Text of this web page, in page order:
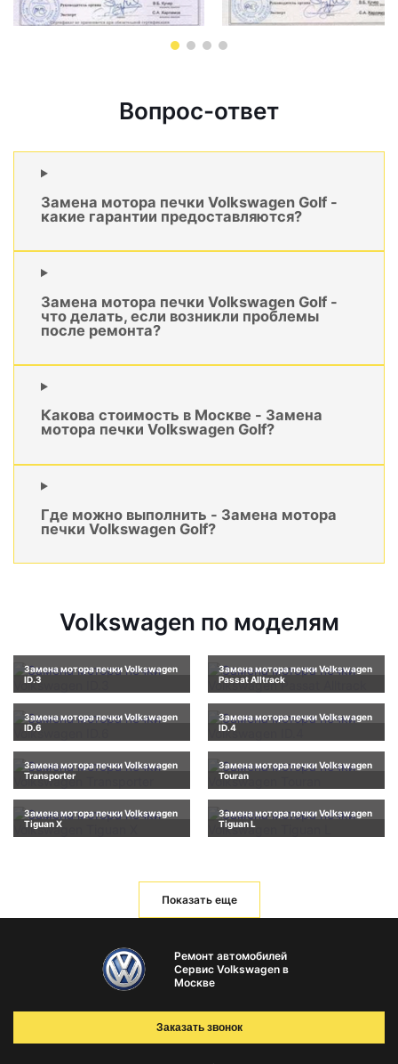
Вопрос-ответ
Замена мотора печки Volkswagen Golf -
какие гарантии предоставляются?
Замена мотора печки Volkswagen Golf -
что делать, если возникли проблемы
после ремонта?
Какова стоимость в Москве - Замена
мотора печки Volkswagen Golf?
Где можно выполнить - Замена мотора
печки Volkswagen Golf?
Volkswagen по моделям
Замена мотора печки Volkswagen
ID.3
Замена мотора печки Volkswagen
Passat Alltrack
Замена мотора печки Volkswagen
ID.6
Замена мотора печки Volkswagen
ID.4
Замена мотора печки Volkswagen
Transporter
Замена мотора печки Volkswagen
Touran
Замена мотора печки Volkswagen
Tiguan X
Замена мотора печки Volkswagen
Tiguan L
Показать еще
Ремонт автомобилей
Сервис Volkswagen в
Москве
Заказать звонок